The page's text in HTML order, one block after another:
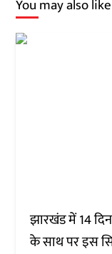
You may also like
झारखंड में 14 दिन
के साथ पर इस